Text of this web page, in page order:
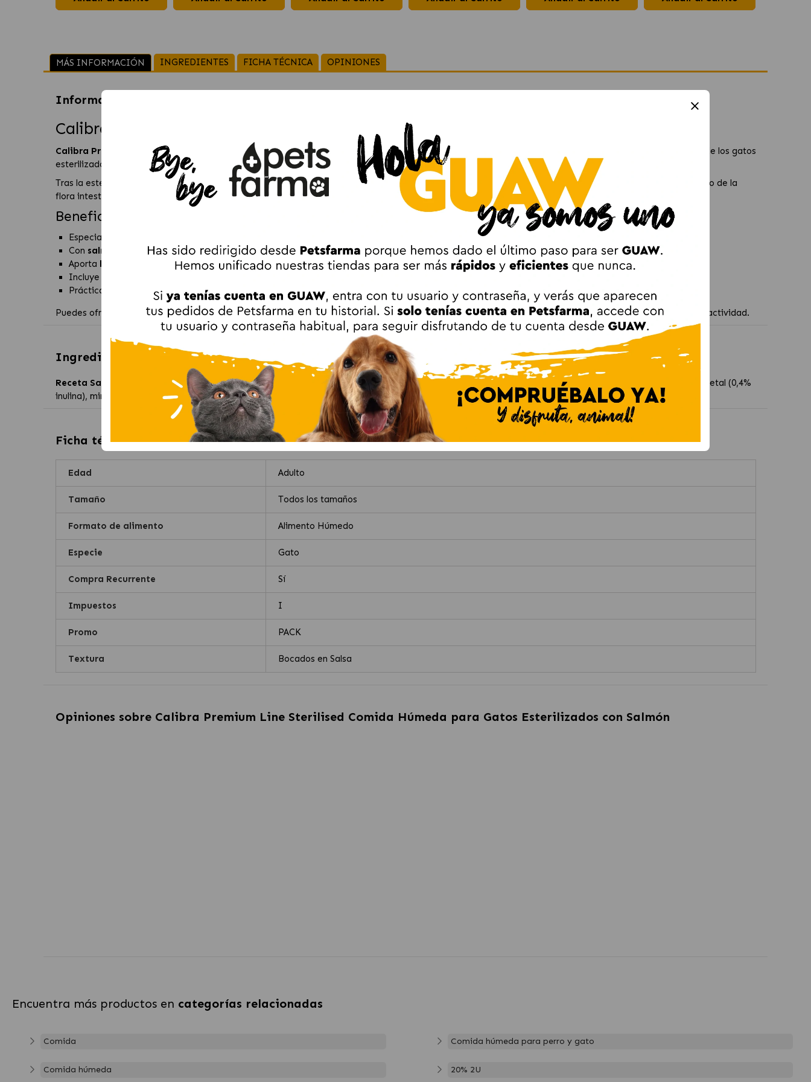
MÁS INFORMACIÓN INGREDIENTES FICHA TÉCNICA OPINIONES
Información sobre
Calibra Premium Line Sterilised Comida Húmeda para Gatos Esterilizados con Salmón
Calibra Premium Line Sterilised con Salmón es una receta en bolsitas con tiernos trozos en salsa, desarrollada para cubrir las necesidades nutricionales de los gatos
esterilizados. Su fórmula combina proteínas animales con salmón para ofrecer una alimentación equilibrada y muy apetecible.
Tras la esterilización, los gatos pueden requerir un mayor control nutricional. Esta variedad incorpora
inulina
, una fibra prebiótica que contribuye al equilibrio de la
flora intestinal y al bienestar digestivo. Su formato húmedo también ayuda a incrementar la ingesta de líquidos diaria.
Beneficios principales
Especialmente formulado para
Con salmón
para una mayor palatabilidad.
Aporta hidratación adicionalgracias a su textura en salsa.
Incluye
Prácticas bolsitas individuales de fácil dosificación.
Puedes ofrecerlo como alimento completo o combinarlo con pienso específico para gatos esterilizados, ajustando la cantidad diaria según peso y nivel de actividad.
Ingredientes de Calibra Premium Line Sterilised Comida Húmeda para Gatos Esterilizados con Salmón
Receta Salmón:
carnes y subproductos animales (69% en trozos), pescados y subproductos de pescado (9% salmón en trozos), subproductos de origen vegetal (0,4%
inulina), minerales.
Ficha técnica deCalibra Premium Line Sterilised Comida Húmeda para Gatos Esterilizados con Salmón
Edad Adulto
Tamaño Todos los tamaños
Formato de alimento Alimento Húmedo
Especie Gato
Compra Recurrente Sí
Impuestos I
Promo PACK
Textura Bocados en Salsa
Opiniones sobre Calibra Premium Line Sterilised Comida Húmeda para Gatos Esterilizados con Salmón
Encuentra más productos en categorías relacionadas
Comida
Comida húmeda
Comida húmeda para perro y gato
20% 2U